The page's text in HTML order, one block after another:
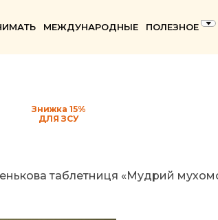
МЕЖДУНАРОДНЫЕ ПОЛЕЗНОЕ
Знижка 15%
ДЛЯ ЗСУ
таблетниця «Мудрий